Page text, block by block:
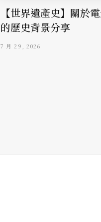
【世界遺產史】關於
的歷史背景分享
7 月 29, 2026